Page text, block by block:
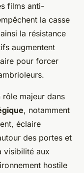
films anti-
la casse
la résistance
augmentent
pour forcer
rôle majeur dans
, notamment
éclaire
des portes et
visibilité aux
hostile